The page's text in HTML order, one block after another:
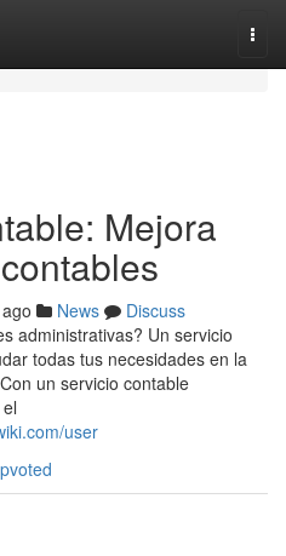
Mejora
News
Discuss
administrativas? Un servicio
todas tus necesidades en la
un servicio contable
user